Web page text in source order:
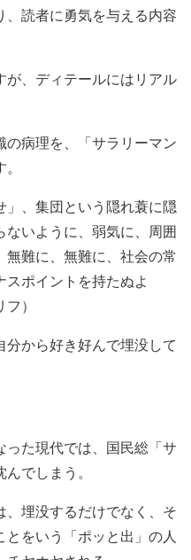
読者に勇気を与える内容
が、ディテールにはリアル
病理を、「サラリーマン
」、集団という隠れ蓑に隠
いように、弱気に、周囲
難に、無難に、社会の常
ポイントを持たぬよ
）
から好き好んで埋没して
った現代では、国民総「サ
でしまう。
埋没するだけでなく、そ
をいう「ポッと出」の人